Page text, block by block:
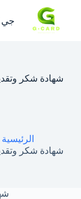
جي
شهادة شكر
الرئيسية
شهادة شكر